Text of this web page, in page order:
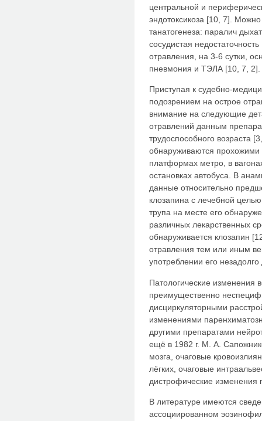
центральной и
эндотоксикоза [10, 7].
танатогенеза: паралич
сосудистая
отравления, на 3-6 сутки,
пневмония и ТЭЛА [10, 7, 2].
Приступая к судебно-
подозрением на острое
внимание на следующие
отравлений данным
трудоспособного возраста
обнаруживаются прохожими
платформах метро, в
остановках автобуса. В
данные относительно
клозапина с лечебной
трупа на месте его
различных лекарственных
обнаруживается клозапин
отравления тем или иным
употреблении его
Патологические изменения
преимущественно
дисциркуляторными
изменениями
другими препаратами
ещё в 1982 г. М. А.
мозга, очаговые
лёгких, очаговые
дистрофические изменения
В литературе имеются
ассоциированном